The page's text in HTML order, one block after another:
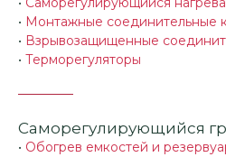
• Монтажные соединительные
• Взрывозащищенные
• Терморегуляторы
Саморегулирующийся
• Обогрев емкостей и